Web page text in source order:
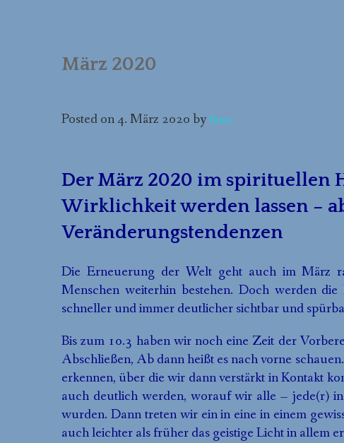
FORTBILDUNGEN
März 2020
Posted on4. März 2020by Peter
Der März 2020 im spirituellen
Wirklichkeit werden lassen –
Veränderungstendenzen
Die Erneuerung der Welt geht auch im März
Menschen weiterhin bestehen. Doch werden
schneller und immer deutlicher sichtbar und
Bis zum 10.3 haben wir noch eine Zeit der
Abschließen, Ab dann heißt es nach vorne
erkennen, über die wir dann verstärkt in Kontakt
auch deutlich werden, worauf wir alle – jede(r)
wurden. Dann treten wir ein in eine in einem
auch leichter als früher das geistige Licht in allem